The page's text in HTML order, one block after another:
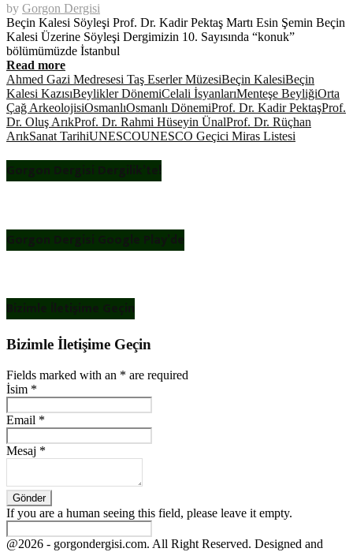
by Gorgon Dergisi
Beçin Kalesi Söyleşi Prof. Dr. Kadir Pektaş Martı Esin Şemin Beçin
Kalesi Üzerine Söyleşi Dergimizin 10. Sayısında “konuk”
bölümümüzde İstanbul
Read more
Ahmed Gazi Medresesi Taş Eserler MüzesiBeçin KalesiBeçin
Kalesi KazısıBeylikler DönemiCelali İsyanlarıMenteşe BeyliğiOrta
Çağ ArkeolojisiOsmanlıOsmanlı DönemiProf. Dr. Kadir PektaşProf.
Dr. Oluş ArıkProf. Dr. Rahmi Hüseyin ÜnalProf. Dr. Rüçhan
ArıkSanat TarihiUNESCOUNESCO Geçici Miras Listesi
Gorgon Dergisi Dergilik’te!
Gorgon Dergisi Google Play’de
Bizimle İletişime Geçin
Bizimle İletişime Geçin
Fields marked with an * are required
İsim *
Email *
Mesaj *
If you are a human seeing this field, please leave it empty.
@2026 - gorgondergisi.com. All Right Reserved. Designed and